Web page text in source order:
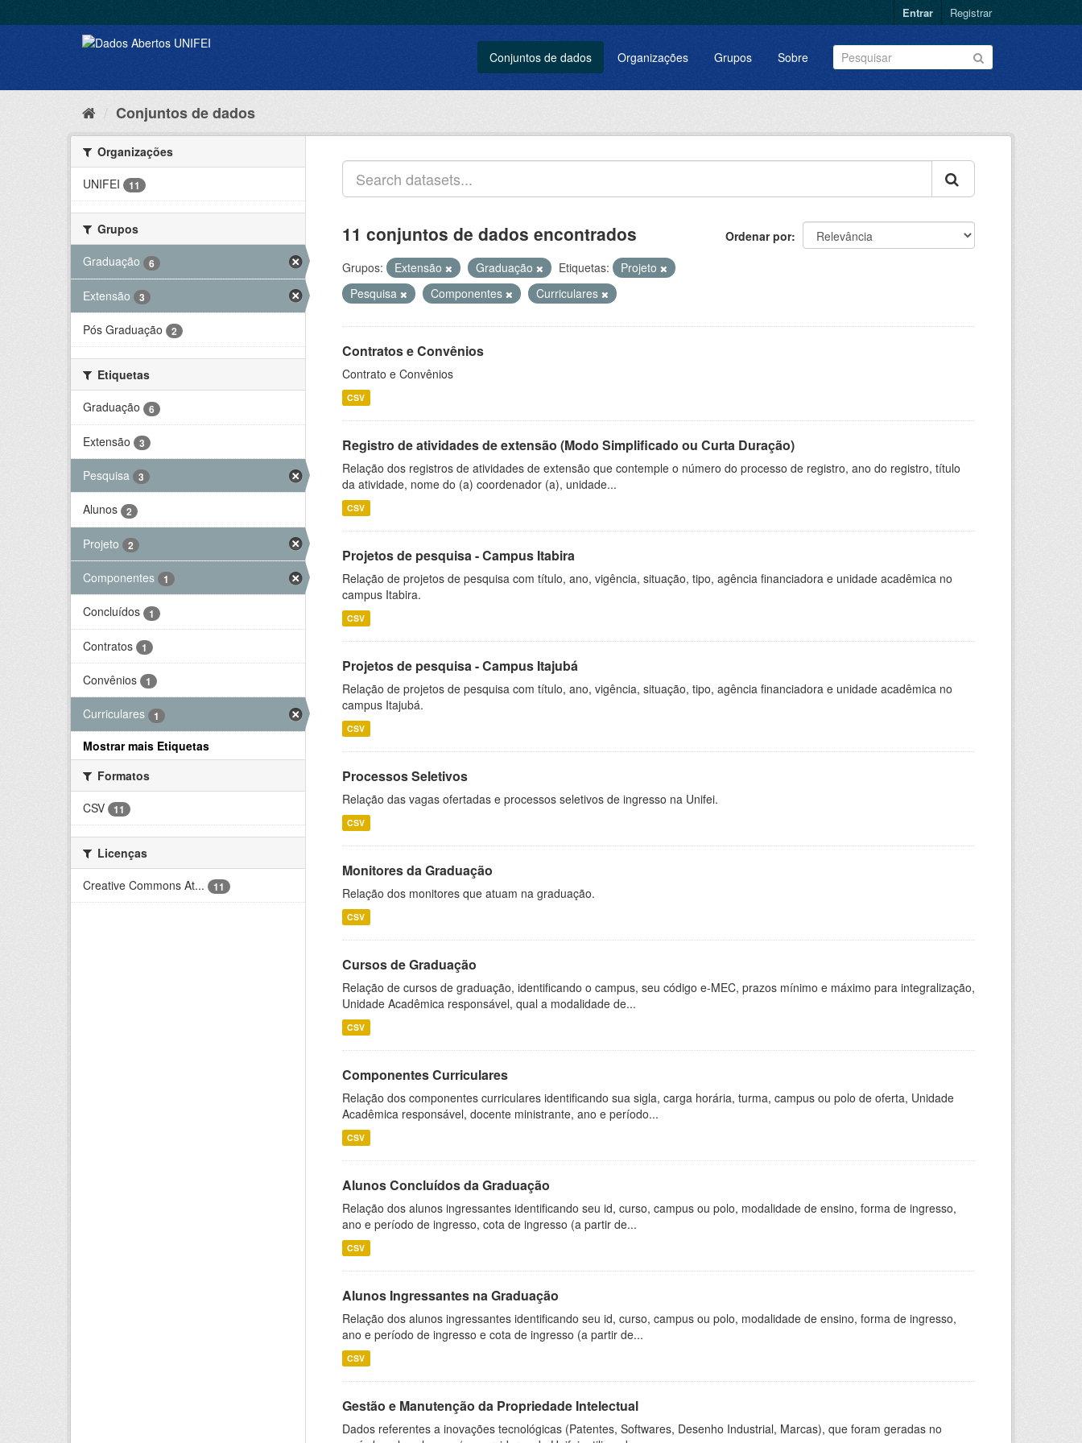
Entrar Registrar
Conjuntos de dados Organizações Grupos Sobre
Conjuntos de dados
Organizações
UNIFEI
11
Grupos
Graduação
6
Extensão 3
Pós Graduação 2
Etiquetas
Graduação
6
Extensão 3
Pesquisa 3
Alunos 2
Projeto 2
Componentes 1
Concluídos 1
Contratos 1
Convênios 1
Curriculares 1
Mostrar mais Etiquetas
Formatos
CSV
11
Licenças
Creative Commons At...
11
Ordenar por
11 conjuntos de dados encontrados
Grupos: Extensão Graduação Etiquetas:
Projeto
Pesquisa
Componentes Curriculares
Contratos e Convênios
Contrato e Convênios
CSV
Registro de atividades de extensão (Modo Simplificado ou Curta Duração)
Relação dos registros de atividades de extensão que contemple o número do processo de registro, ano do registro, título
da atividade, nome do (a) coordenador (a), unidade...
CSV
Projetos de pesquisa - Campus Itabira
Relação de projetos de pesquisa com título, ano, vigência, situação, tipo, agência financiadora e unidade acadêmica no
campus Itabira.
CSV
Projetos de pesquisa - Campus Itajubá
Relação de projetos de pesquisa com título, ano, vigência, situação, tipo, agência financiadora e unidade acadêmica no
campus Itajubá.
CSV
Processos Seletivos
Relação das vagas ofertadas e processos seletivos de ingresso na Unifei.
CSV
Monitores da Graduação
Relação dos monitores que atuam na graduação.
CSV
Cursos de Graduação
Relação de cursos de graduação, identificando o campus, seu código e-MEC, prazos mínimo e máximo para integralização,
Unidade Acadêmica responsável, qual a modalidade de...
CSV
Componentes Curriculares
Relação dos componentes curriculares identificando sua sigla, carga horária, turma, campus ou polo de oferta, Unidade
Acadêmica responsável, docente ministrante, ano e período...
CSV
Alunos Concluídos da Graduação
Relação dos alunos ingressantes identificando seu id, curso, campus ou polo, modalidade de ensino, forma de ingresso,
ano e período de ingresso, cota de ingresso (a partir de...
CSV
Alunos Ingressantes na Graduação
Relação dos alunos ingressantes identificando seu id, curso, campus ou polo, modalidade de ensino, forma de ingresso,
ano e período de ingresso e cota de ingresso (a partir de...
CSV
Gestão e Manutenção da Propriedade Intelectual
Dados referentes a inovações tecnológicas (Patentes, Softwares, Desenho Industrial, Marcas), que foram geradas no